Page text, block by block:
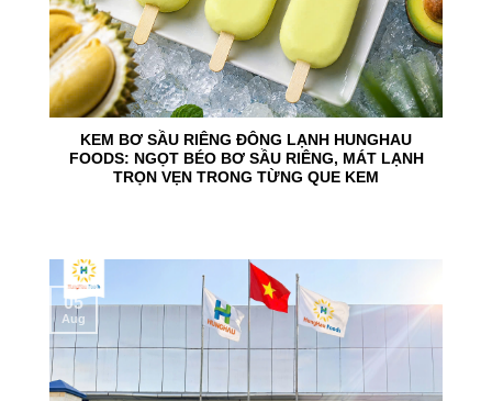
KEM BƠ SẦU RIÊNG ĐÔNG LẠNH HUNGHAU
FOODS: NGỌT BÉO BƠ SẦU RIÊNG, MÁT LẠNH
TRỌN VẸN TRONG TỪNG QUE KEM
05
Aug